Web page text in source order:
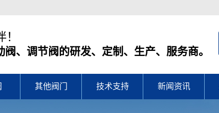
、调节阀的研发、定制、生产、服务商。
其他阀门 技术支持 新闻资讯